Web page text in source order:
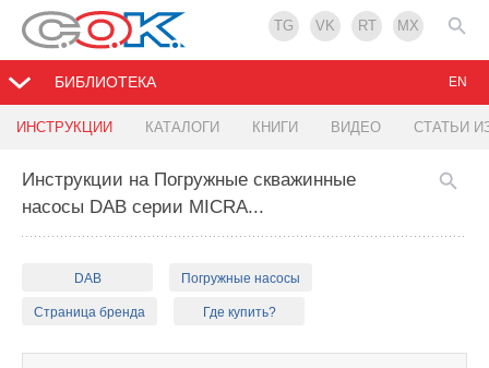
TG VK RT MX
БИБЛИОТЕКА
ИНСТРУКЦИИ КАТАЛОГИ КНИГИ ВИДЕО СТАТЬИ
EN
Инструкции на Погружные скважинные
насосы DAB серии MICRA...
DAB Погружные насосы
Страница бренда Где купить?